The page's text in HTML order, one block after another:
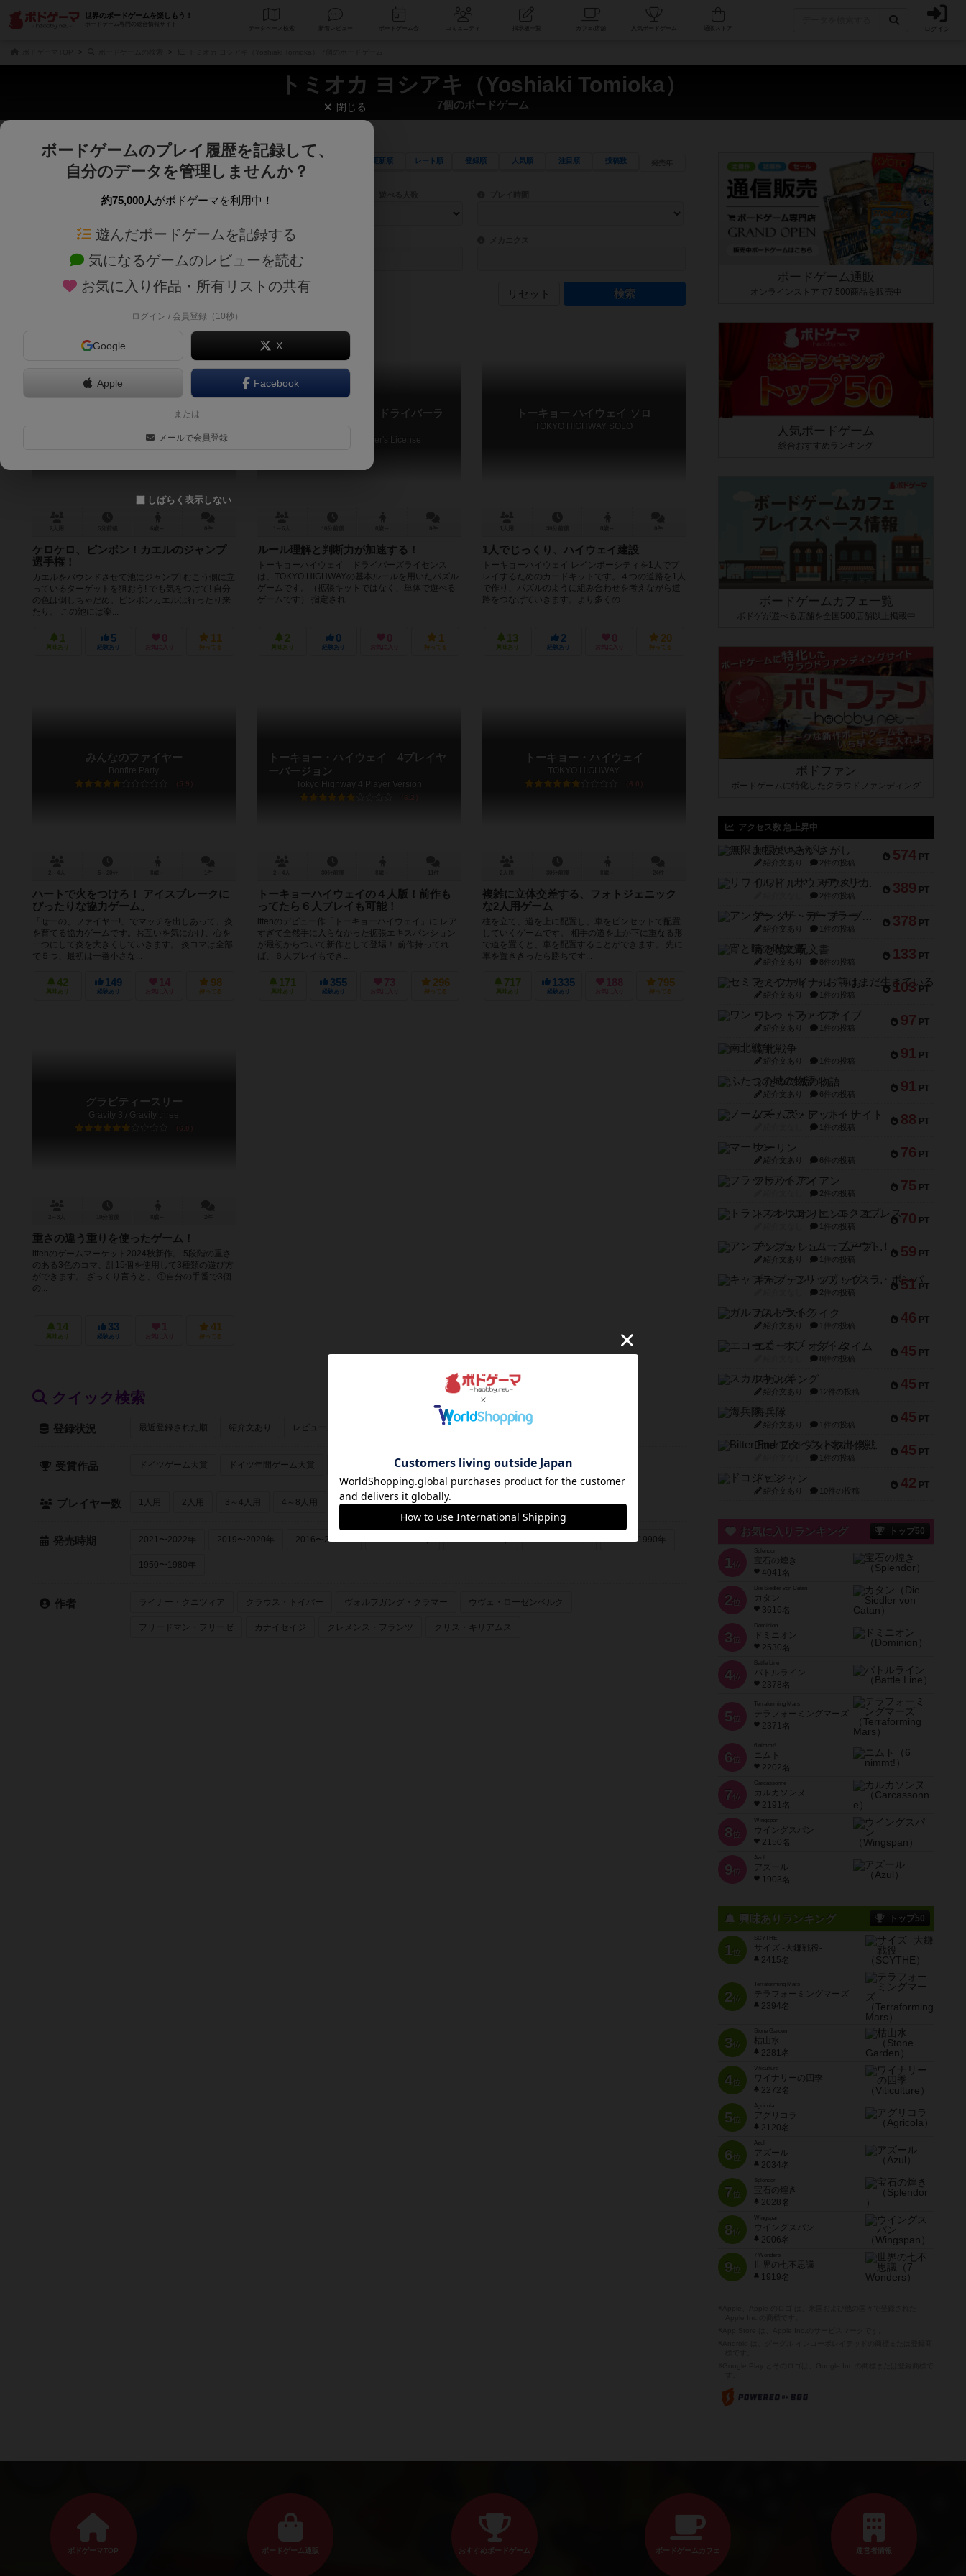
世界のボードゲームを楽しもう！
ボードゲーム専門の総合情報サイト
データベース コミュニティ 人気ボードゲーム ログイン
トミオカ ヨシアキ（Yoshiaki Tomioka）
7個のボードゲーム
じっくり表示 更新順 レート順 登録順 人気順 注目順 投稿数
商品名、商品説明文、デザイナー名、テーマ名、メカニクス名を対象にフリーワード検索ができます。
ゲームデザイナー名を指定して検索できます。
ゲームデザイナー 目安となる所要時間を指定することができます。マニュアルを読む時間や参加者へのルール説明時間は含まれていないため、初めて
対象年齢を指定します。 世界観や登場人物などモチーフ・ストーリーを指定することができます。直感的にゲームシステムを理解できるよう、中世ファンタジー・クッキング・海賊同士の対決など、ゲームコンセプトを絞
テーマ/フレーバー ゲーム性を構成するコアシステムです。主にボードゲームに慣れている方向けの絞込機能です。例えば「ダイスロール」はランダ
リセット
ピンポンフロッグ！
ケロケロ、ピンポン！カエルのジャンプ
選手権！
カエルをバウンドさせて池にジャンプ! むこう側に立
っているターゲットを狙おう! でも気をつけて! 自分
の色は倒しちゃだめ。ピンポンカエルは行ったり来
たり。 この池には楽...
1
興味あり
5
経験あり
0
お気に入り
11
持ってる
トーキョーハイウェイ ドライバーラ
Tokyo Highway Driver's License
ルール理解と判断力が加速する！
トーキョーハイウェイ ドライバーズライセンス
は、TOKYO HIGHWAYの基本ルールを用いたパズル
ゲームです。（拡張キットではなく、単体で遊べる
ゲームです） 指定され...
2
興味あり
0
経験あり
0
お気に入り
1
持ってる
トーキョー ハイウェイ ソロ
TOKYO HIGHWAY SOLO
1人でじっくり、ハイウェイ建設
トーキョーハイウェイ レインボーシティを1人でプ
レイするためのカードキットです。４つの道路を1人
で作り、パズルのように組み合わせを考えながら道
路をつなげていきます。より多くの...
13
興味あり
2
経験あり
0
お気に入り
20
持ってる
みんなのファイヤー
Bonfire Party
5.9
ハートで火をつけろ！ アイスブレークに
ぴったりな協力ゲーム。
「せーの、ファイヤー!」でマッチを出しあって、炎
を育てる協力ゲームです。お互いを気にかけ、心を
一つにして炎を大きくしていきます。 炎コマは全部
で５つ、最初は一番小さな...
42
興味あり
149
経験あり
14
お気に入り
98
持ってる
トーキョー・ハイウェイ 4プレイヤ
ーバージョン
Tokyo Highway 4 Player Version
6.2
トーキョーハイウェイの４人版！前作も
ってたら６人プレイも可能！
ittenのデビュー作「トーキョーハイウェイ」に レア
すぎて全然手に入らなかった拡張エキスパンション
が最初からついて新作として登場！ 前作持ってれ
ば、６人プレイもでき...
171
興味あり
355
経験あり
73
お気に入り
296
持ってる
トーキョー・ハイウェイ
TOKYO HIGHWAY
6.0
複雑に立体交差する、フォトジェニック
な2人用ゲーム
柱を立て、道を上に配置し、車をピンセットで配置
していくゲームです。 相手の道を上か下に重なる形
で道を置くと、車を配置することができます。 先に
車を置ききったら勝ちです...
717
興味あり
1335
経験あり
188
お気に入り
795
持ってる
グラビティースリー
Gravity 3 / Gravity three
6.0
重さの違う重りを使ったゲーム！
ittenのゲームマーケット2024秋新作。 5段階の重さ
のある3色のコマ、計15個を使用して3種類の遊び方
ができます。 ざっくり言うと、 ①自分の手番で3個
の...
14
興味あり
33
経験あり
1
お気に入り
41
持ってる
クイック検索
登録状況 最近登録された順 紹介文あり レビューあり
受賞作品 ドイツゲーム大賞 ドイツ年間ゲーム大賞 フランス年間ゲーム大賞 ゲームマーケット大賞
プレイヤー数 1人用 2人用 3～4人用 4～8人用
発売時期 2021〜2022年 2019〜2020年 2016〜2018年 1980〜1990年
1950〜1980年
作者 ライナー・クニツィア クラウス・トイバー ヴォルフガング・クラマー ウヴェ・ローゼンベルク
フリードマン・フリーゼ カナイセイジ クレメンス・フランツ クリス・キリアムス
ボードゲーム通販
オンラインストアで7,500商品を販売中
人気ボードゲーム
総合おすすめランキング
ボードゲームカフェ一覧
ボドゲが遊べる店舗を全国500店舗以上掲載中
ボドファン
ボードゲームに特化したクラウドファンディング
アクセス数 急上昇中
574 PT
無限まちがいさがし
紹介文あり 2件の投稿
389 PT
リワイルド：サウスアメリカ
2件の投稿
378 PT
アンダー・ザ・テーブラー
紹介文あり 1件の投稿
133 PT
宵と暁の呪文書
紹介文あり 8件の投稿
103 PT
セミファイナル ～お前はまだ生きている～
紹介文あり 1件の投稿
97 PT
ワン・トゥ・ファイブ
紹介文あり 1件の投稿
91 PT
南北戦争
紹介文あり 1件の投稿
91 PT
ふたつの城の物語
紹介文あり 6件の投稿
88 PT
ノームズ・アット・ナイト
1件の投稿
76 PT
マーリン
紹介文あり 6件の投稿
75 PT
フラットアイアン
2件の投稿
70 PT
トランスオリエント・エクスプレス
1件の投稿
59 PT
アンブッシュ！：ムーブアウト！
紹介文あり 1件の投稿
51 PT
キャプテン・フリップ：イスラ・ボンバ
2件の投稿
46 PT
ガルフストライク
紹介文あり 1件の投稿
45 PT
エコーズ・オブ・タイム
8件の投稿
45 PT
スカルキング
紹介文あり 12件の投稿
45 PT
海兵隊
紹介文あり 1件の投稿
45 PT
Bitter End ブタペスト救出作戦
1件の投稿
42 PT
ドコジャン
紹介文あり 10件の投稿
お気に入りランキング トップ50
1 位
宝石の煌き
4041名
2 位
Die Siedler von Catan
カタン
3616名
3 位
ドミニオン
2530名
4位
Battle Line
バトルライン
2378名
5 位
Terraforming Mars
テラフォーミングマーズ
2371名
6 位
ニムト
2202名
7 位
Carcassonne
カルカソンヌ
2191名
8 位
Wingspan
ウイングスパン
2150名
9 位
Azul
アズール
1903名
興味ありランキング トップ50
1位
SCYTHE
サイズ -大鎌戦役-
2415名
2位
Terraforming Mars
テラフォーミングマーズ
2394名
3位
Stone Garden
枯山水
2281名
4位
Viticulture
ワイナリーの四季
2272名
5位
Agricola
アグリコラ
2120名
6位
Azul
アズール
2034名
7位
宝石の煌き
2028名
8位
Wingspan
ウイングスパン
2006名
9位
7 Wonders
世界の七不思議
1919名
閉じる
ボードゲームのプレイ履歴を記録して、
自分のデータを管理しませんか？
約75,000人がボドゲーマを利用中！
遊んだボードゲームを記録する
気になるゲームのレビューを読む
お気に入り作品・所有リストの共有
ログイン / 会員登録（10秒）
Google X
Apple Facebook
または
メールで会員登録
しばらく表示しない
ボドゲーマTOP ボードゲーム通販 おすすめボードゲーム ボードゲームカフェ 運営者情報